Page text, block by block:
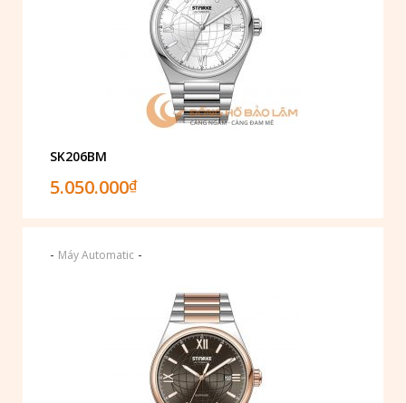
SK206BM
5.050.000₫
- Máy Automatic -